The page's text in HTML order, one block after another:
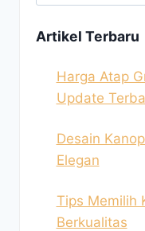
Artikel Terbaru
Harga Atap
Update
Desain
Elegan
Tips Memilih
Berkualitas